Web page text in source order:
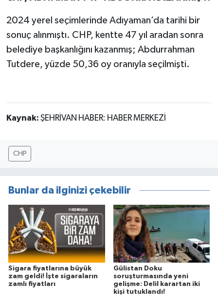
2024 yerel seçimlerinde Adıyaman’da tarihi bir
sonuç alınmıştı. CHP, kentte 47 yıl aradan sonra
belediye başkanlığını kazanmış; Abdurrahman
Tutdere, yüzde 50,36 oy oranıyla seçilmişti.
Kaynak: ŞEHRİVAN HABER: HABER MERKEZİ
CHP
Bunlar da ilginizi çekebilir
Sigara fiyatlarına büyük
zam geldi! İşte sigaraların
zamlı fiyatları
Gülistan Doku
soruşturmasında yeni
gelişme: Delil karartan iki
kişi tutuklandı!